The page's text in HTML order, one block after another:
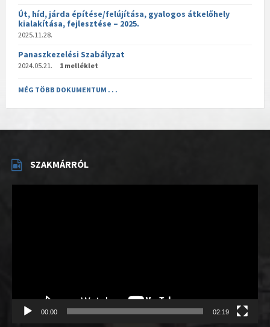
Út, híd, járda építése/felújítása, gyalogos átkelőhely
kialakítása, fejlesztése – 2025.
2025.11.28.
Panaszkezelési Szabályzat
2024.05.21. 1 melléklet
MÉG TÖBB DOKUMENTUM . . .
SZAKMÁRRÓL
00:00 02:19